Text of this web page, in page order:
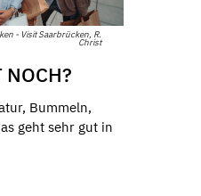
- Visit Saarbrücken, R.
Christ
NOCH?
Bummeln,
geht sehr gut in